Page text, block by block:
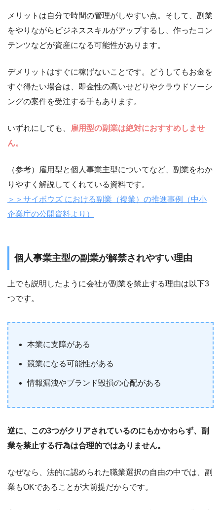
メリットは自分で時間の管理がしやすい点。そして、副業
をやりながらビジネススキルがアップするし、作ったコン
テンツなどが資産になる可能性があります。
デメリットはすぐに稼げないことです。どうしてもお金を
すぐ得たい場合は、即金性の高いせどりやクラウドソーシ
ングの案件を受注する手もあります。
いずれにしても、
雇用型の副業は絶対におすすめしませ
ん。
（参考）雇用型と個人事業主型についてなど、副業をわか
りやすく解説してくれている資料です。
＞＞サイボウズ における副業（複業）の推進事例（中小
企業庁の公開資料より）
個人事業主型の副業が解禁されやすい理由
上でも説明したように会社が副業を禁止する理由は以下3
つです。
本業に支障がある
競業になる可能性がある
情報漏洩やブランド毀損の心配がある
逆に、この3つがクリアされているのにもかかわらず、副
業を禁止する行為は合理的ではありません。
なぜなら、法的に認められた職業選択の自由の中では、副
業もOKであることが大前提だからです。